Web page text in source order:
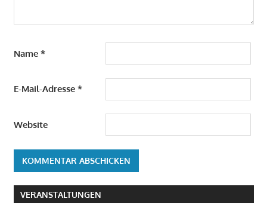
Name *
E-Mail-Adresse *
Website
VERANSTALTUNGEN